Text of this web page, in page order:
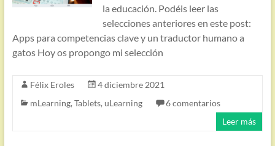
la educación. Podéis leer las
selecciones anteriores en este post:
Apps para competencias clave y un traductor humano a
gatos Hoy os propongo mi selección
Félix Eroles
4 diciembre 2021
mLearning, Tablets, uLearning
6 comentarios
Leer más